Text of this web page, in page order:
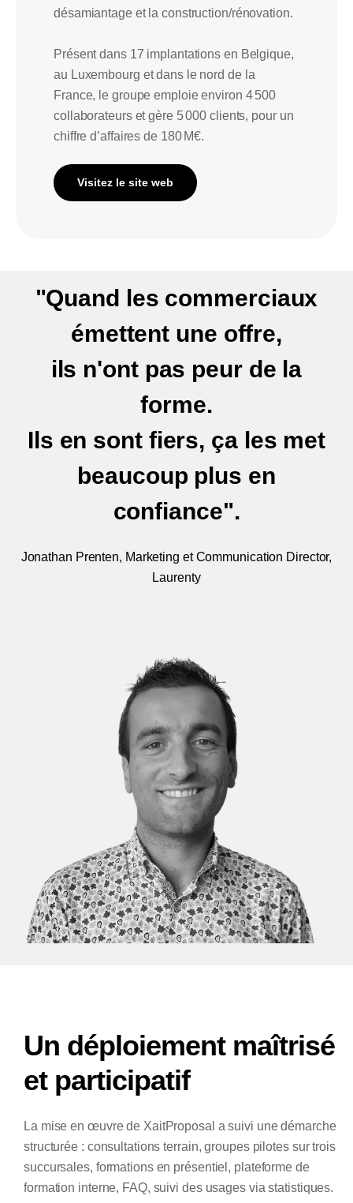
désamiantage et la construction/rénovation.
Présent dans 17 implantations en Belgique,
au Luxembourg et dans le nord de la
France, le groupe emploie environ 4 500
collaborateurs et gère 5 000 clients, pour un
chiffre d’affaires de 180 M€.
Visitez le site web
"Quand les commerciaux
émettent une offre,
ils n'ont pas peur de la
forme.
Ils en sont fiers, ça les met
beaucoup plus en
confiance".
Jonathan Prenten, Marketing et Communication Director,
Laurenty
Un déploiement maîtrisé
et participatif
La mise en œuvre de XaitProposal a suivi une démarche
structurée : consultations terrain, groupes pilotes sur trois
succursales, formations en présentiel, plateforme de
formation interne, FAQ, suivi des usages via statistiques.